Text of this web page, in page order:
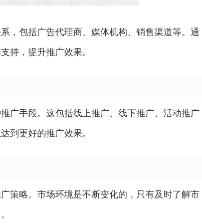
，包括广告代理商、媒体机构、销售渠道等。通
持，提升推广效果。
广手段。这包括线上推广、线下推广、活动推广
到更好的推广效果。
策略。市场环境是不断变化的，只有及时了解市